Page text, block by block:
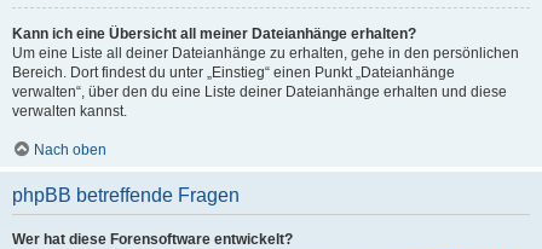
Kann ich eine Übersicht all meiner Dateianhänge erhalten?
Um eine Liste all deiner Dateianhänge zu erhalten, gehe in den persönlichen
Bereich. Dort findest du unter „Einstieg“ einen Punkt „Dateianhänge
verwalten“, über den du eine Liste deiner Dateianhänge erhalten und diese
verwalten kannst.
Nach oben
phpBB betreffende Fragen
Wer hat diese Forensoftware entwickelt?